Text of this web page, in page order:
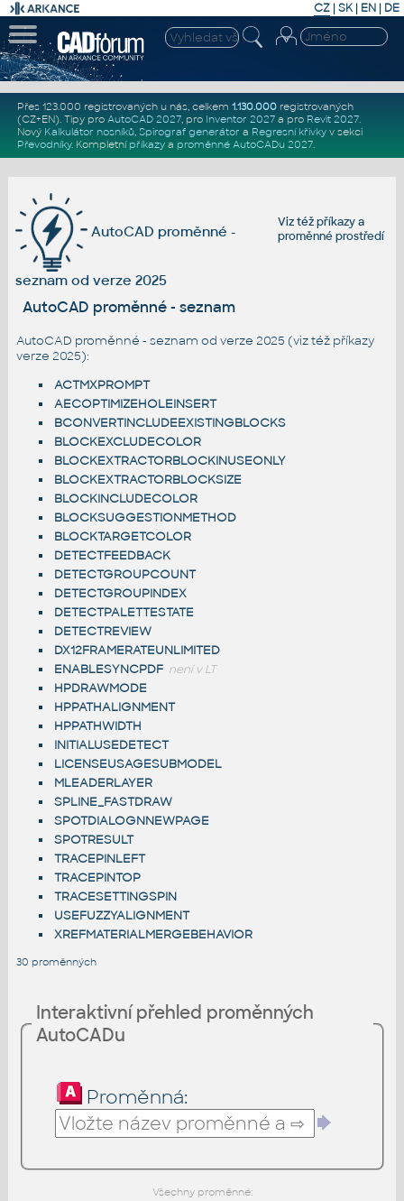
CZ | SK| EN | DE
Přes 123.000 registrovaných u nás, celkem 1.130.000registrovaných
(CZ+EN). Tipy pro AutoCAD 2027, pro Inventor 2027a pro Revit 2027.
Nový Kalkulátor nosníků, Spirograf generátor a Regresní křivkyv sekci
Převodníky. Kompletní příkazya proměnné AutoCADu 2027.
Viz téžpříkazya
proměnné prostředí
AutoCAD proměnné -
seznam od verze 2025
AutoCAD proměnné - seznam
AutoCAD proměnné - seznam od verze 2025 (viz též příkazy
verze 2025):
ACTMXPROMPT
AECOPTIMIZEHOLEINSERT
BCONVERTINCLUDEEXISTINGBLOCKS
BLOCKEXCLUDECOLOR
BLOCKEXTRACTORBLOCKINUSEONLY
BLOCKEXTRACTORBLOCKSIZE
BLOCKINCLUDECOLOR
BLOCKSUGGESTIONMETHOD
BLOCKTARGETCOLOR
DETECTFEEDBACK
DETECTGROUPCOUNT
DETECTGROUPINDEX
DETECTPALETTESTATE
DETECTREVIEW
DX12FRAMERATEUNLIMITED
ENABLESYNCPDF není v LT
HPDRAWMODE
HPPATHALIGNMENT
HPPATHWIDTH
INITIALUSEDETECT
LICENSEUSAGESUBMODEL
MLEADERLAYER
SPLINE_FASTDRAW
SPOTDIALOGNNEWPAGE
SPOTRESULT
TRACEPINLEFT
TRACEPINTOP
TRACESETTINGSPIN
USEFUZZYALIGNMENT
XREFMATERIALMERGEBEHAVIOR
30 proměnných
Interaktivní přehled proměnných
AutoCADu
Proměnná:
Všechny proměnné: